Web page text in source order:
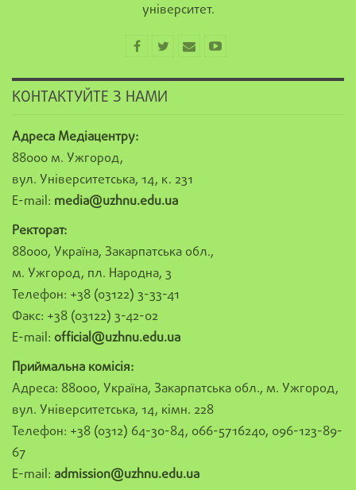
університет.
КОНТАКТУЙТЕ З НАМИ
Адреса Медіацентру:
88000 м. Ужгород,
вул. Університетська, 14, к. 231
E-mail: media@uzhnu.edu.ua
Ректорат:
88000, Україна, Закарпатська обл.,
м. Ужгород, пл. Народна, 3
Телефон: +38 (03122) 3-33-41
Факс: +38 (03122) 3-42-02
E-mail: official@uzhnu.edu.ua
Приймальна комісія:
Адреса: 88000, Україна, Закарпатська обл., м. Ужгород,
вул. Університетська, 14, кімн. 228
Телефон: +38 (0312) 64-30-84, 066-5716240, 096-123-89-
67
E-mail: admission@uzhnu.edu.ua